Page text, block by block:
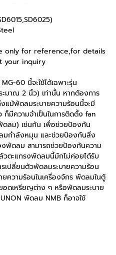
only for reference,for details
your inquiry
60 นี้จะใช้ได้เฉพาะรุ่น
มาณ 2 นิ้ว) เท่านั้น หากต้องการ
ม้พัดลมระบายความร้อนนี้จะมี
มีความจำเป็นในการติดตั้ง fan
ลม) เช่นกัน เพื่อช่วยป้องกัน
มกำลังหมุน และช่วยป้องกันสิ่ง
งพัดลม สามารถช่วยป้องกันความ
วตะแกรงพัดลมนี้มักไม่ค่อยได้รับ
เปลี่ยนตัวพัดลมระบายความร้อน
ความร้อนในเครื่องจักร พัดลมในตู้
ดเหรียญต่าง ๆ หรือพัดลมระบาย
พัดลม NMB ก็อาจใช้